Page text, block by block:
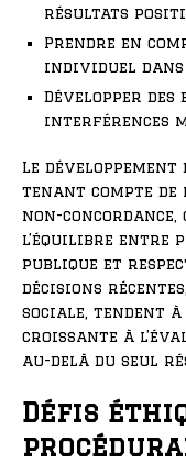
résultats
Prendre en
individuel
Développer des
interférences
Le développement
tenant compte de
non-
l’équilibre entre
publique et
décisions
sociale, tendent
croissante à
au-delà du seul
Défis